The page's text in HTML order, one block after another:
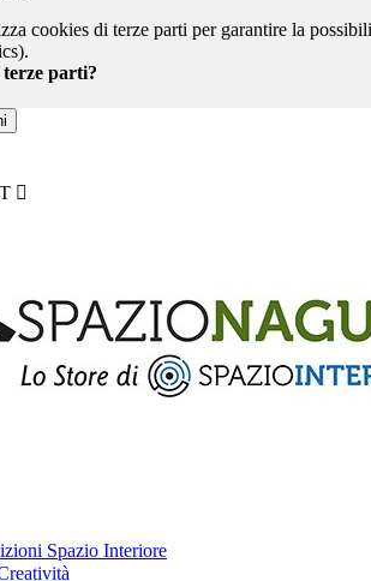
cookies di terze parti per garantire la
parti?

Spazio Interiore